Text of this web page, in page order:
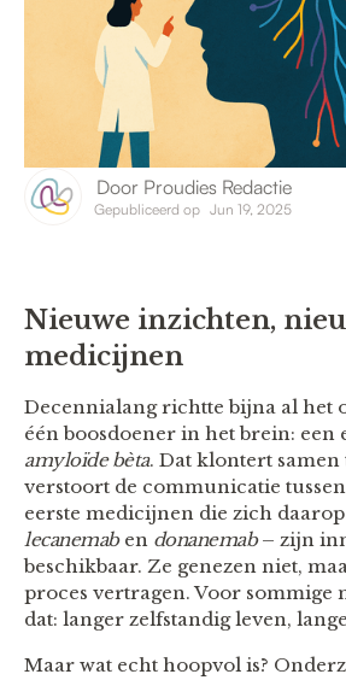
Door Proudies Redactie
Gepubliceerd op Jun 19, 2025
Nieuwe inzichten,
medicijnen
Decennialang richtte bijna al het
één boosdoener in het brein: een
amyloïde bèta. Dat klontert samen
verstoort de communicatie
eerste medicijnen die zich
lecanemaben donanemab– zijn
beschikbaar. Ze genezen niet,
proces vertragen. Voor sommige
dat: langer zelfstandig leven,
Maar wat echt hoopvol is?